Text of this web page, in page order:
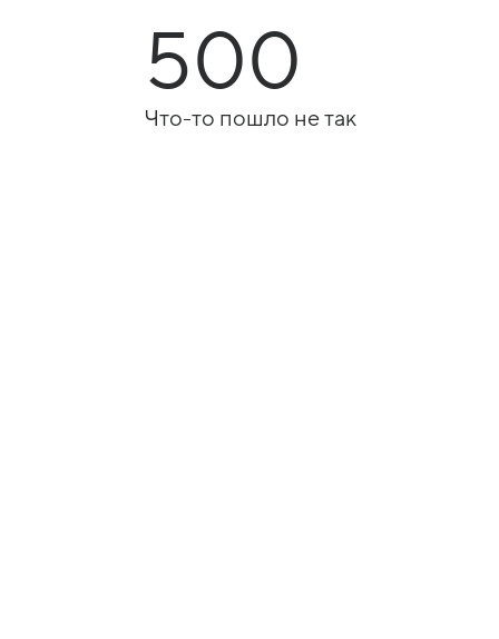
500
Что-то пошло не так